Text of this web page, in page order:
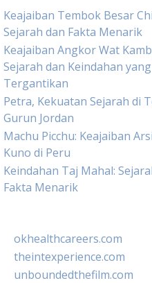
Keajaiban Tembok Besar
Sejarah dan Fakta Menarik
Keajaiban Angkor Wat
Sejarah dan Keindahan
Tergantikan
Petra, Kekuatan Sejarah di
Gurun Jordan
Machu Picchu: Keajaiban
Kuno di Peru
Keindahan Taj Mahal:
Fakta Menarik
okhealthcareers.com
theintexperience.com
unboundedthefilm.com